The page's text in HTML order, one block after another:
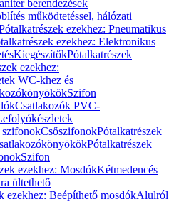
berendezések
működtetéssel, hálózati
ezekhez: Pneumatikus
ezekhez: Elektronikus
KiegészítőkPótalkatrészek
ezekhez:
WC-khez és
Szifon
Csatlakozók PVC-
szifonokCsőszifonokPótalkatrészek
Pótalkatrészek
Szifon
ezekhez: MosdókKétmedencés
ültethető
ezekhez: Beépíthető mosdókAlulról